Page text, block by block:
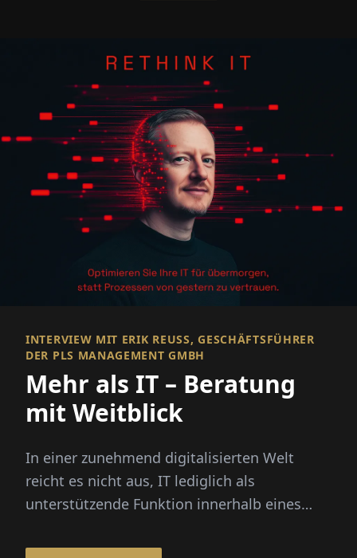
INTERVIEW MIT ERIK REUSS, GESCHÄFTSFÜHRER D
ER PLS MANAGEMENT GMBH
Mehr als IT – Beratung
mit Weitblick
In einer zunehmend digitalisierten Welt
reicht es nicht aus, IT lediglich als
unterstützende Funktion innerhalb eines